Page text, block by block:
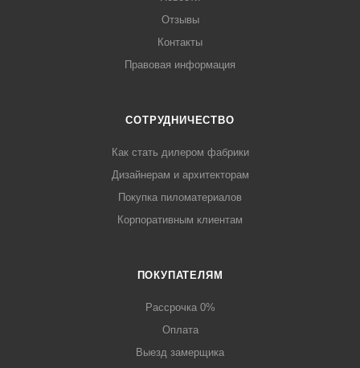
Отзывы
Контакты
Правовая информация
СОТРУДНИЧЕСТВО
Как стать дилером фабрики
Дизайнерам и архитекторам
Покупка пиломатериалов
Корпоративным клиентам
ПОКУПАТЕЛЯМ
Рассрочка 0%
Оплата
Выезд замерщика